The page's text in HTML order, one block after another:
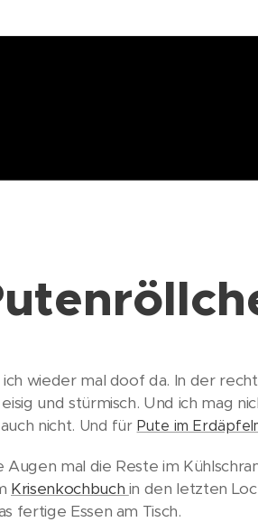
wieder mal doof da. In der
und stürmisch. Und ich mag
nicht. Und für Pute im
Augen mal die Reste im
Krisenkochbuch in den letzten
fertige Essen am Tisch.